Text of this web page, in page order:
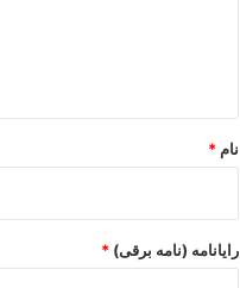
نام *
رایانامه (نامه برقی) *